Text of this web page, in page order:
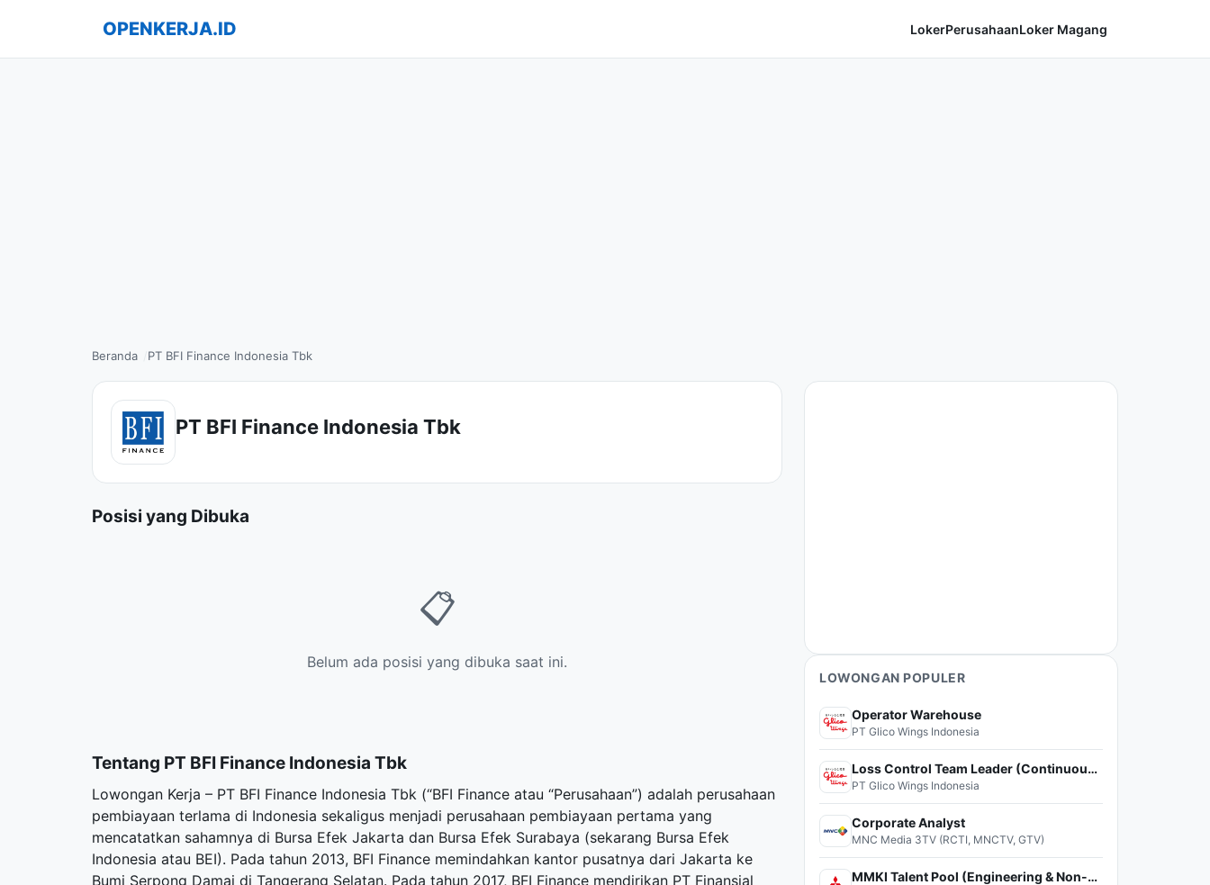
OPENKERJA.ID LokerPerusahaanLoker Magang
Beranda PT BFI Finance Indonesia Tbk
PT BFI Finance Indonesia Tbk
Posisi yang Dibuka
📋
Belum ada posisi yang dibuka saat ini.
Tentang PT BFI Finance Indonesia Tbk
Lowongan Kerja – PT BFI Finance Indonesia Tbk (“BFI Finance atau “Perusahaan”) adalah perusahaan
pembiayaan terlama di Indonesia sekaligus menjadi perusahaan pembiayaan pertama yang
mencatatkan sahamnya di Bursa Efek Jakarta dan Bursa Efek Surabaya (sekarang Bursa Efek
Indonesia atau BEI). Pada tahun 2013, BFI Finance memindahkan kantor pusatnya dari Jakarta ke
Bumi Serpong Damai di Tangerang Selatan. Pada tahun 2017, BFI Finance mendirikan PT Finansial
LOWONGAN POPULER
Operator Warehouse
PT Glico Wings Indonesia
Loss Control Team Leader (Continuous Improvement)
PT Glico Wings Indonesia
Corporate Analyst
MNC Media 3TV (RCTI, MNCTV, GTV)
MMKI Talent Pool (Engineering & Non-Engineering)